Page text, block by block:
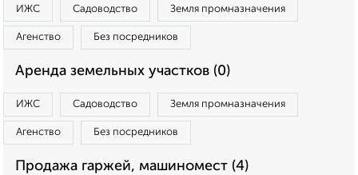
ИЖС Садоводство Земля промназначения
Агенство Без посредников
Аренда земельных участков (0)
ИЖС Садоводство Земля промназначения
Агенство Без посредников
Продажа гаржей, машиномест (4)